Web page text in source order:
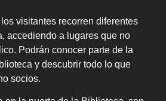
los visitantes recorren diferentes
accediendo a lugares que no
Podrán conocer parte de la
y descubrir todo lo que
socios.